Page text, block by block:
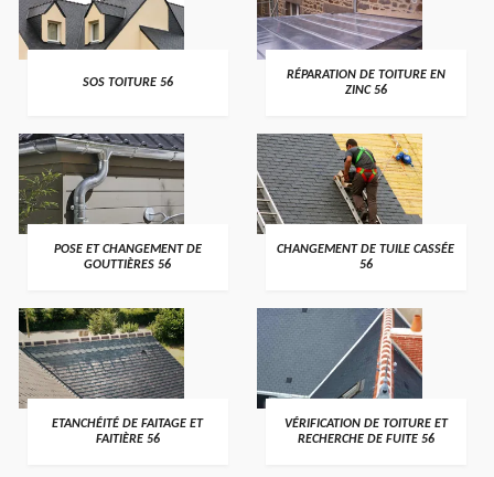
>
SOS TOITURE 56 >
RÉPARATION DE TOITURE EN
ZINC 56
>
POSE ET CHANGEMENT DE
GOUTTIÈRES 56
>
CHANGEMENT DE TUILE CASSÉE
56
>
ETANCHÉITÉ DE FAITAGE ET
FAITIÈRE 56
>
VÉRIFICATION DE TOITURE ET
RECHERCHE DE FUITE 56